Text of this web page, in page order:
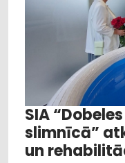
Reklāmraksts
Profesionāļu padomi
SIA
slimnīcā”
un